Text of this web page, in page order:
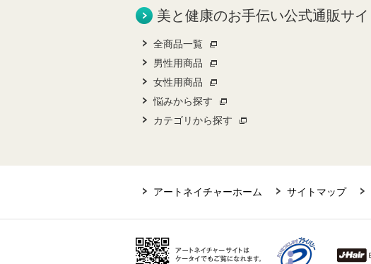
美と健康のお手伝い公式通販サイ
全商品一覧
男性用商品
女性用商品
悩みから探す
カテゴリから探す
アートネイチャーホーム サイトマップ